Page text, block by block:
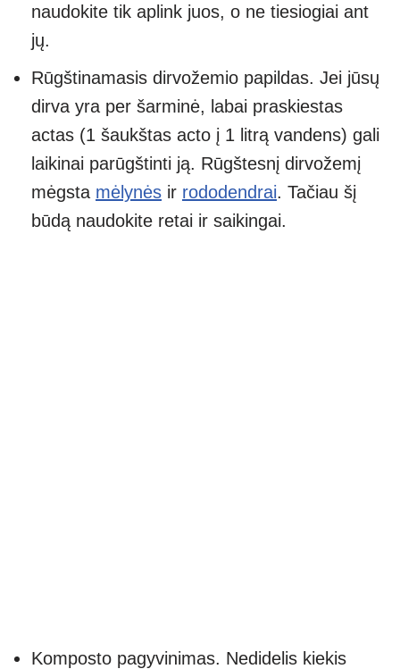
naudokite tik aplink juos, o ne tiesiogiai ant
jų.
Rūgštinamasis dirvožemio papildas. Jei jūsų
dirva yra per šarminė, labai praskiestas
actas (1 šaukštas acto į 1 litrą vandens) gali
laikinai parūgštinti ją. Rūgštesnį dirvožemį
mėgsta mėlynės ir rododendrai. Tačiau šį
būdą naudokite retai ir saikingai.
Komposto pagyvinimas. Nedidelis kiekis